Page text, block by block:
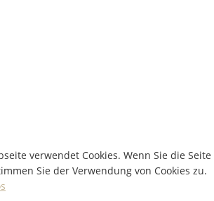
verwendet Cookies. Wenn Sie die
Sie der Verwendung von Cookies zu.